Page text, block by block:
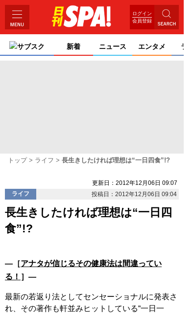
ログイン
会員登録
サブスク 新着 ニュース エンタメ ライ
トップ ライフ 長生きしたければ理想は“一日四食”!?
更新日：2012年12月06日 09:07
ライフ
投稿日：2012年12月06日 09:04
長生きしたければ理想は“一日四
食”!?
―［アナタが信じるその健康法は間違ってい
る！ ］―
最新の若返り法としてセンセーショナルに発表さ
れ、その著作も軒並みヒットしている“一日一